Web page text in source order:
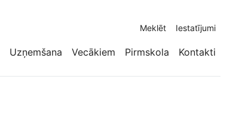
Meklēt Iestatījumi
Uzņemšana Vecākiem Pirmskola Kontakti